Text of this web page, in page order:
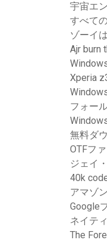
宇宙エ
すべて
ゾーイ
Ajr burn
Xperia
フォー
無料ダ
OTFフ
ジェイ
40k
アマゾ
Google
ネイテ
The